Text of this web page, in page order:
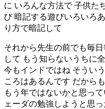
に いろんな方法で 子供た
び 暗記する遊びいろいろ
り方で暗記して
それから先生の前でも毎
して もう知らないうちに
今もインドではね そうい
ころはあるんです だから
もう年ではないかと思っ
ェーダの勉強しようと思